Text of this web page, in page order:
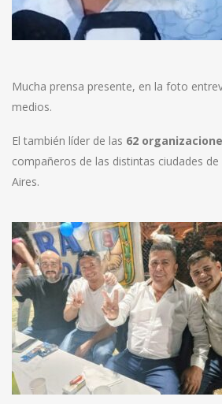
Mucha prensa presente, en la foto
medios.
El también líder de las 62
compañeros de las distintas ciudades
Aires.